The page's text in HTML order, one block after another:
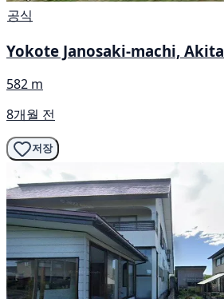
공식
Yokote Janosaki-machi, Akita
582 m
8개월 전
저장